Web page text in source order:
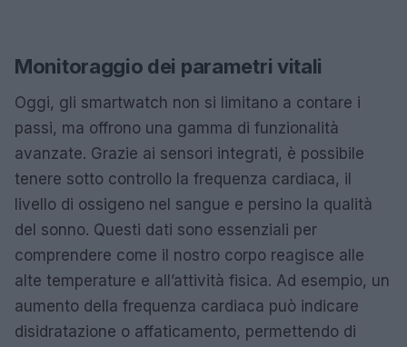
Monitoraggio dei parametri vitali
Oggi, gli smartwatch non si limitano a contare i
passi, ma offrono una gamma di funzionalità
avanzate. Grazie ai sensori integrati, è possibile
tenere sotto controllo la frequenza cardiaca, il
livello di ossigeno nel sangue e persino la qualità
del sonno. Questi dati sono essenziali per
comprendere come il nostro corpo reagisce alle
alte temperature e all’attività fisica. Ad esempio, un
aumento della frequenza cardiaca può indicare
disidratazione o affaticamento, permettendo di